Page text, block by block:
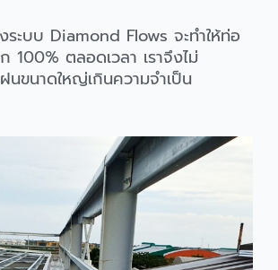
ะบบ Diamond Flows จะทำให้ท่อ
100% ตลอดเวลา เราจึงไม่
นขนาดใหญ่เกินความจำเป็น